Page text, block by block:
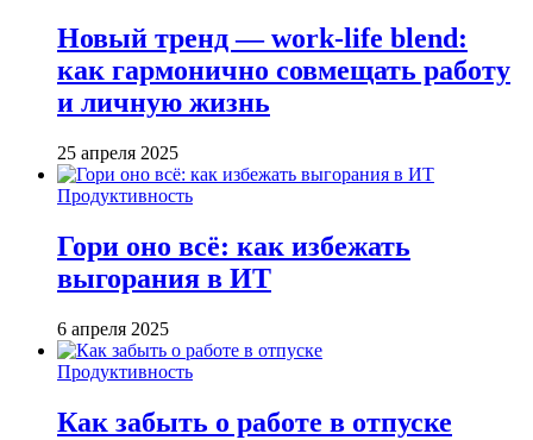
Новый тренд — work-life blend:
как гармонично совмещать работу
и личную жизнь
25 апреля 2025
Продуктивность
Гори оно всё: как избежать
выгорания в ИТ
6 апреля 2025
Продуктивность
Как забыть о работе в отпуске